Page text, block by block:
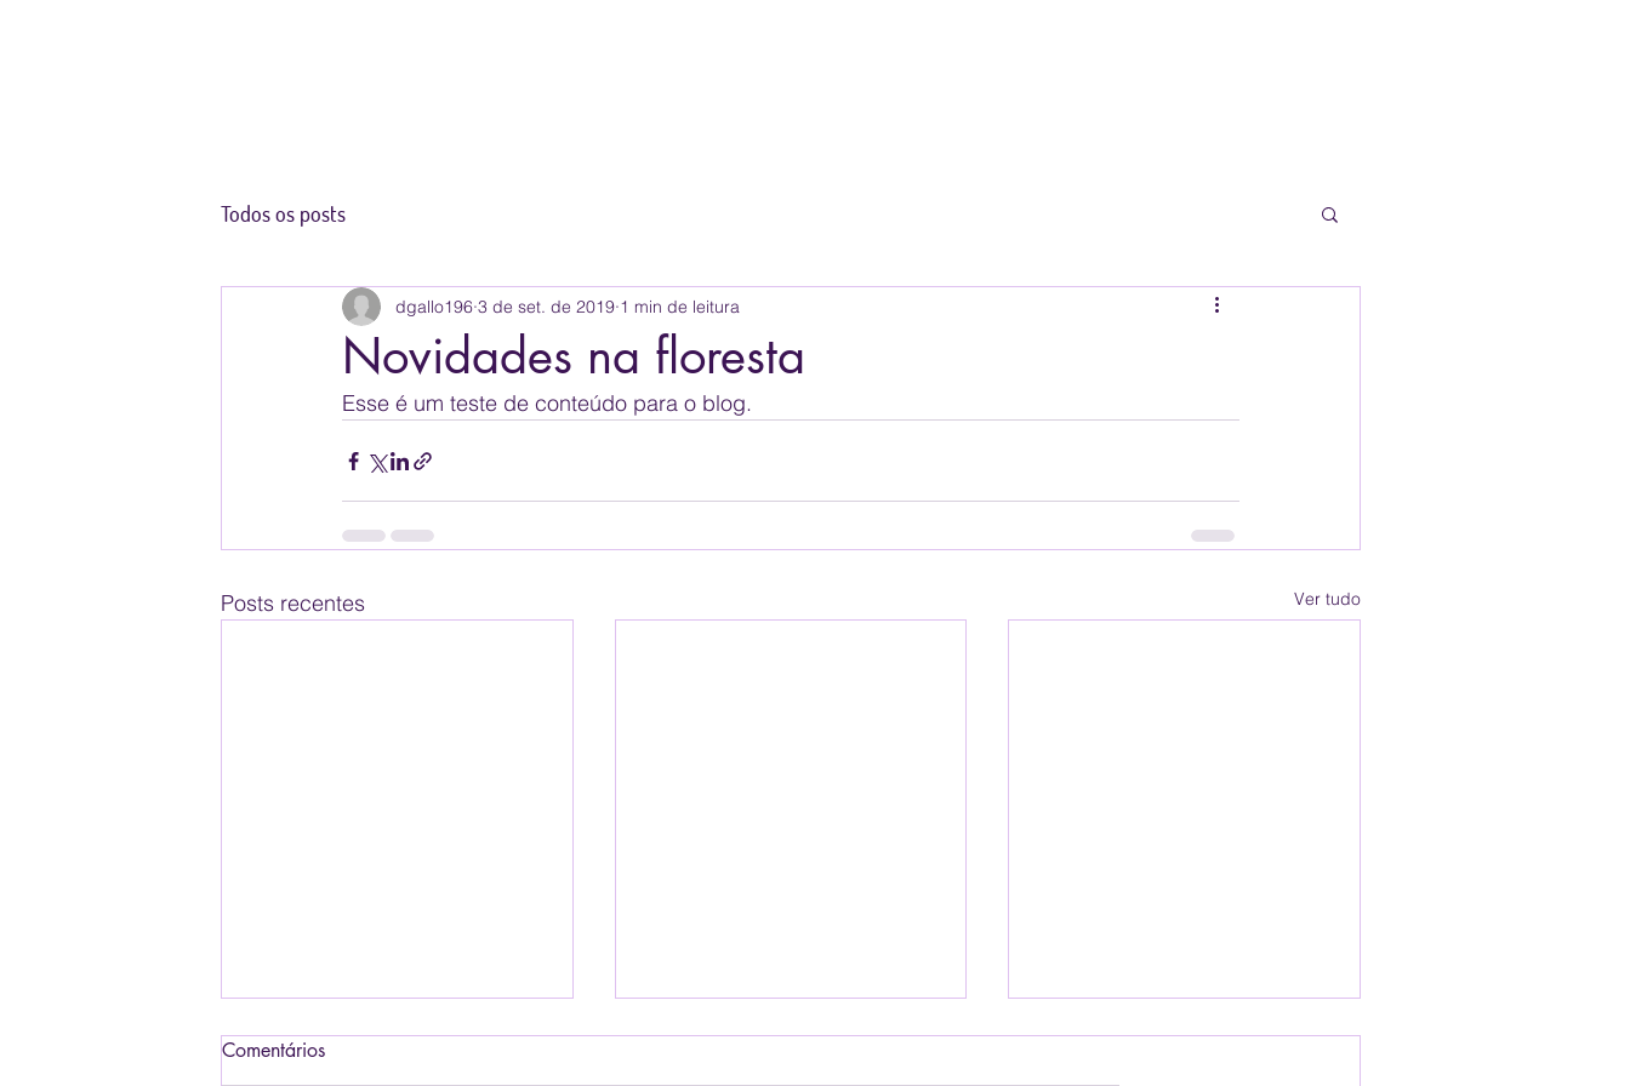
Todos os posts
Novidades na floresta
dgallo196 3 de set. de 2019 1 min de leitura
Esse é um teste de conteúdo para o blog.
Posts recentes Ver tudo
Comentários